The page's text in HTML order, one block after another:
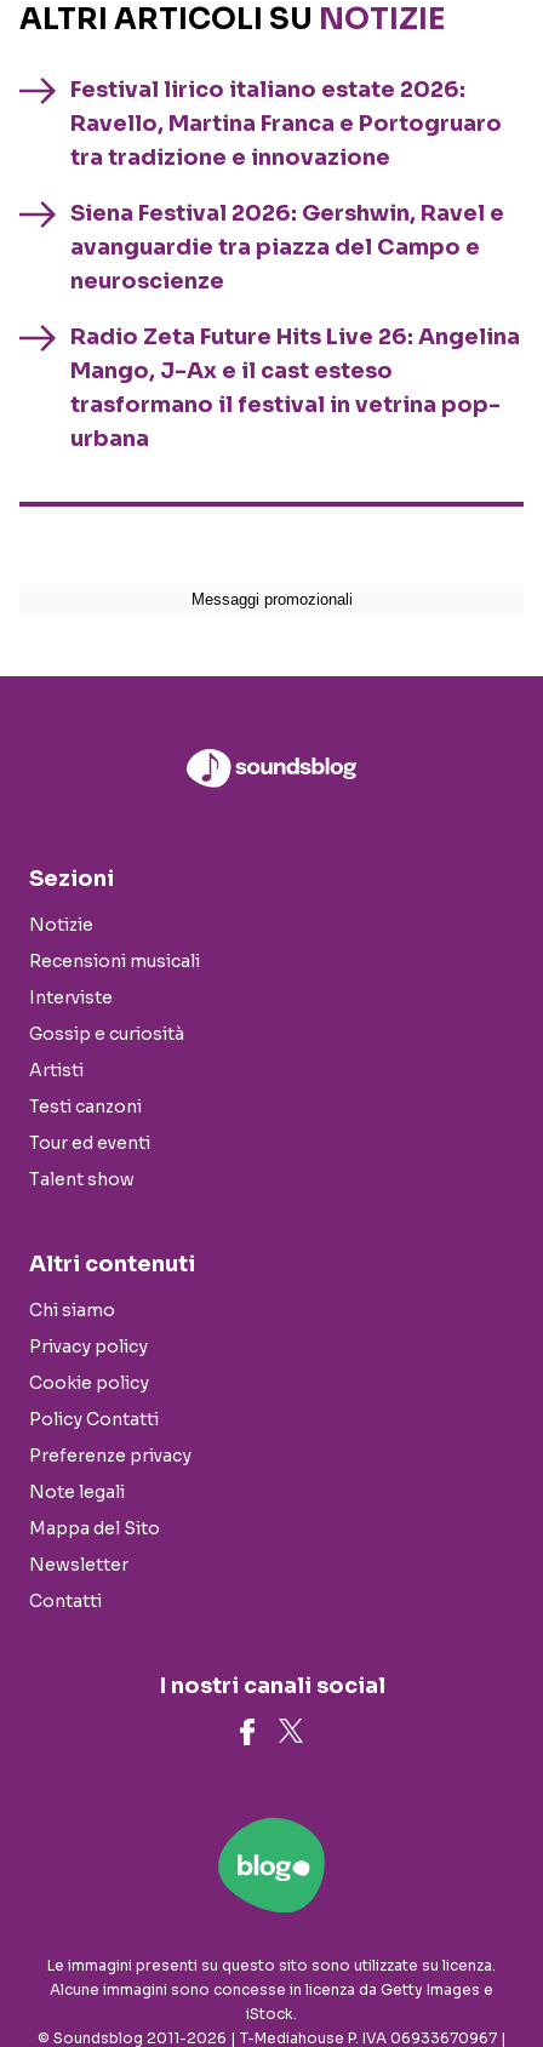
ALTRI ARTICOLI SU NOTIZIE
Festival lirico italiano estate 2026:
Ravello, Martina Franca e Portogruaro
tra tradizione e innovazione
Siena Festival 2026: Gershwin, Ravel e
avanguardie tra piazza del Campo e
neuroscienze
Radio Zeta Future Hits Live 26: Angelina
Mango, J-Ax e il cast esteso
trasformano il festival in vetrina pop-
urbana
Sezioni
Notizie
Recensioni musicali
Interviste
Gossip e curiosità
Artisti
Testi canzoni
Tour ed eventi
Talent show
Altri contenuti
Chi siamo
Privacy policy
Cookie policy
Policy Contatti
Preferenze privacy
Note legali
Mappa del Sito
Newsletter
Contatti
I nostri canali social
Le immagini presenti su questo sito sono utilizzate su licenza.
Alcune immagini sono concesse in licenza da Getty Images e
iStock.
© Soundsblog 2011-2026 | T-Mediahouse P. IVA 06933670967 |